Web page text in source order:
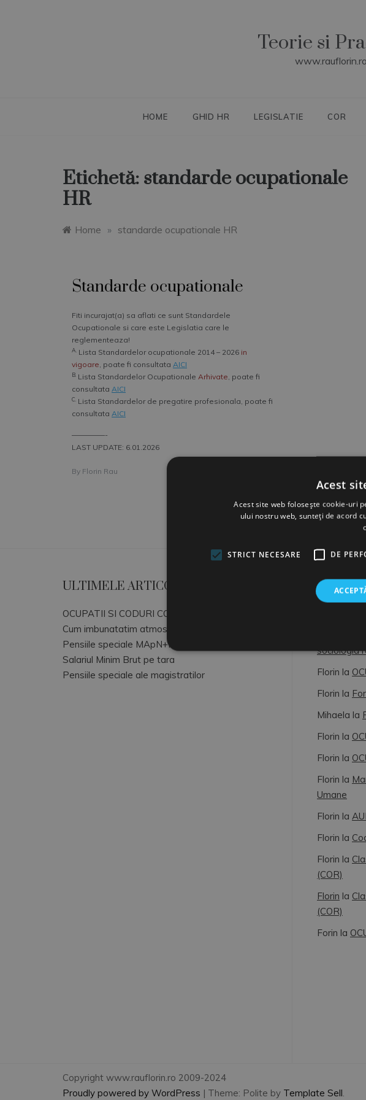
Teorie si
HOME GHID HR LEGISLATIE COR
Etichetă: standarde ocupationale
HR
Home » standarde ocupationale HR
Standarde ocupationale
Fiti incurajat(a) sa aflati ce sunt Standardele
Ocupationale si care este Legislatia care le
reglementeaza!
A. Lista Standardelor ocupationale 2014 – 2026 in
vigoare, poate fi consultata AICI
B. Lista Standardelor Ocupationale Arhivate, poate fi
consultata AICI
C. Lista Standardelor de pregatire profesionala, poate fi
consultata AICI
–––––––––-
LAST UPDATE: 6.01.2026
By Florin Rau
ULTIMELE ARTICOLE
OCUPATII SI CODURI COR
Cum imbunatatim atmosfera de lucru
Pensiile speciale MApN+MAI+SRI
Salariul Minim Brut pe tara
Pensiile speciale ale magistratilor
sociologia
Florin la
Florin la
Mihaela la
Florin la
Florin la
Florin la
Umane
Florin la
Florin la
Florin la
(COR)
Florin la
(COR)
Forin la
Copyright www.rauflorin.ro 2009-2024
Proudly powered by WordPress | Theme: Polite by Template Sell.
Acest
Acest site web folosește cookie-uri
ului nostru web, sunteți de acord
STRICT NECESARE DE